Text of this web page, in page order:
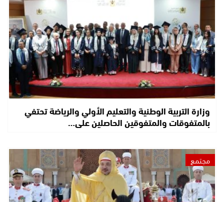
وزارة التربية الوطنية والتعليم الأولي والرياضة تحتفي
بالمتفوقات والمتفوقين الحاصلين على…
مجتمع